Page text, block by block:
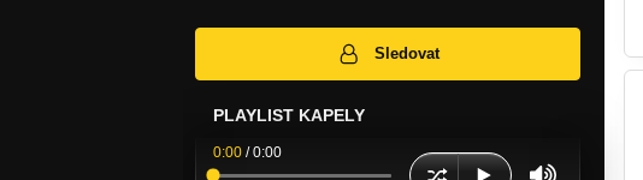
Sledovat
PLAYLIST KAPELY
0:00 /0:00